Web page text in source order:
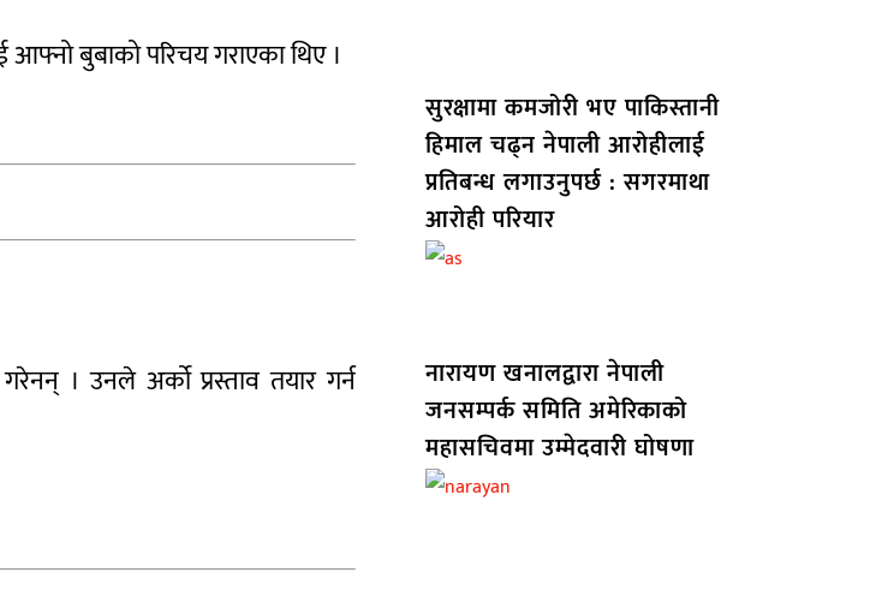
बुबाको परिचय गराएका थिए ।
। उनले अर्को प्रस्ताव तयार गर्न
सुरक्षामा कमजोरी भए पाकिस्तानी
हिमाल चढ्न नेपाली आरोहीलाई
प्रतिबन्ध लगाउनुपर्छ : सगरमाथा
आरोही परियार
नारायण खनालद्वारा नेपाली
जनसम्पर्क समिति अमेरिकाको
महासचिवमा उम्मेदवारी घोषणा